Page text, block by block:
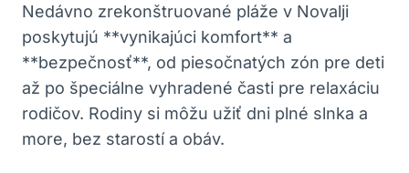
Nedávno zrekonštruované pláže v Novalji
poskytujú **vynikajúci komfort** a
**bezpečnosť**, od piesočnatých zón pre deti
až po špeciálne vyhradené časti pre relaxáciu
rodičov. Rodiny si môžu užiť dni plné slnka a
more, bez starostí a obáv.